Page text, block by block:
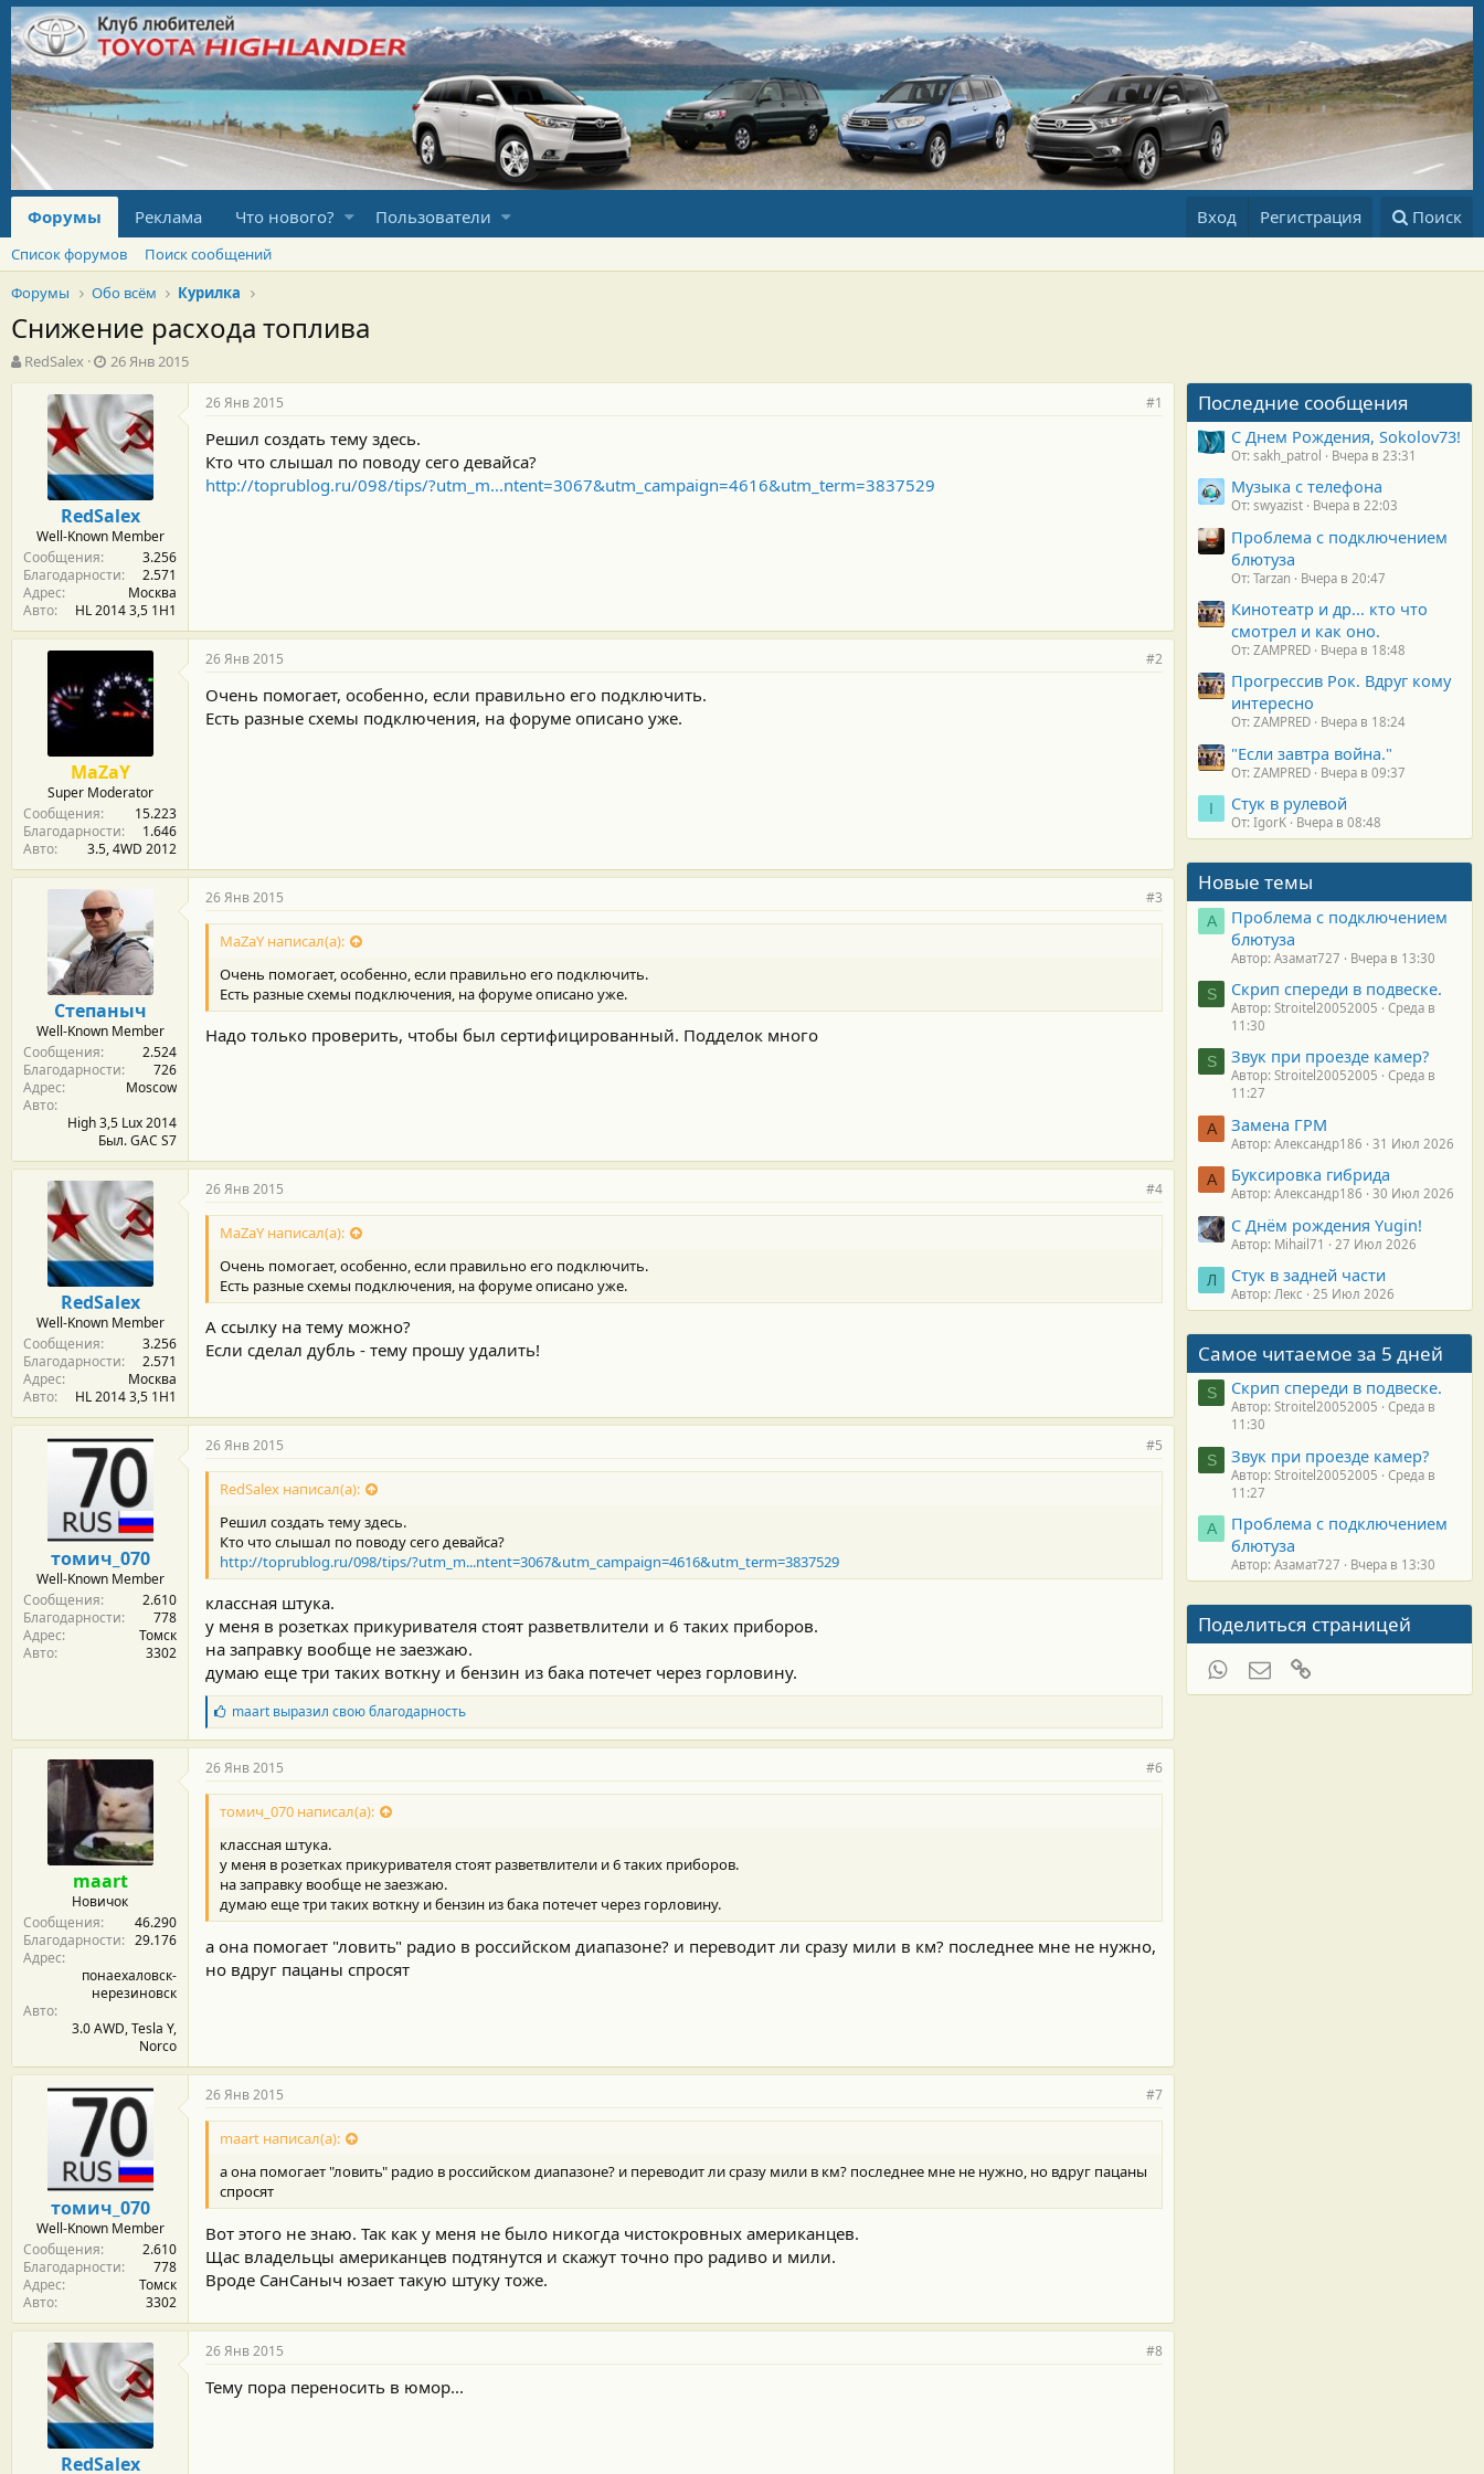
Форумы Реклама Что нового? Пользователи Вход Регистрация Поиск
Список форумов
Поиск сообщений
Форумы
Обо всём Курилка
Снижение расхода топлива
А
в
RedSalex
Д
а
т
а
н
а
ч
а
л
а
26 Янв 2015
RedSalex
Well-Known Member
Сообщения
3.256
Благодарности
2.571
Адрес
Москва
Авто
HL 2014 3,5 1H1
26 Янв 2015 #1
Решил создать тему здесь.
Кто что слышал по поводу сего девайса?
http://toprublog.ru/098/tips/?utm_m...ntent=3067&utm_campaign=4616&utm_term=3837529
MaZaY
Super Moderator
Сообщения
15.223
Благодарности
1.646
Авто
3.5, 4WD 2012
26 Янв 2015 #2
Очень помогает, особенно, если правильно его подключить.
Есть разные схемы подключения, на форуме описано уже.
Степаныч
Well-Known Member
Сообщения
2.524
Благодарности
726
Адрес
Moscow
Авто
High 3,5 Lux 2014
Был. GAC S7
26 Янв 2015 #3
MaZaY написал(а):
Очень помогает, особенно, если правильно его подключить.
Есть разные схемы подключения, на форуме описано уже.
Надо только проверить, чтобы был сертифицированный. Подделок много
RedSalex
Well-Known Member
Сообщения
3.256
Благодарности
2.571
Адрес
Москва
Авто
HL 2014 3,5 1H1
26 Янв 2015 #4
MaZaY написал(а):
Очень помогает, особенно, если правильно его подключить.
Есть разные схемы подключения, на форуме описано уже.
А ссылку на тему можно?
Если сделал дубль - тему прошу удалить!
томич_070
Well-Known Member
Сообщения
2.610
Благодарности
778
Адрес
Томск
Авто
3302
26 Янв 2015 #5
RedSalex написал(а):
Решил создать тему здесь.
Кто что слышал по поводу сего девайса?
http://toprublog.ru/098/tips/?utm_m...ntent=3067&utm_campaign=4616&utm_term=3837529
классная штука.
у меня в розетках прикуривателя стоят разветвлители и 6 таких приборов.
на заправку вообще не заезжаю.
думаю еще три таких воткну и бензин из бака потечет через горловину.
Б
л
а
г
о
д
а
н
о
с
т
и
:
maartвыразил свою благодарность
maart
Новичок
Сообщения
46.290
Благодарности
29.176
Адрес
понаехаловск-
нерезиновск
Авто
3.0 AWD, Tesla Y,
Norco
26 Янв 2015 #6
томич_070 написал(а):
классная штука.
у меня в розетках прикуривателя стоят разветвлители и 6 таких приборов.
на заправку вообще не заезжаю.
думаю еще три таких воткну и бензин из бака потечет через горловину.
а она помогает "ловить" радио в российском диапазоне? и переводит ли сразу мили в км? последнее мне не нужно,
но вдруг пацаны спросят
томич_070
Well-Known Member
Сообщения
2.610
Благодарности
778
Адрес
Томск
Авто
3302
26 Янв 2015 #7
maart написал(а):
а она помогает "ловить" радио в российском диапазоне? и переводит ли сразу мили в км? последнее мне не нужно, но вдруг пацаны
спросят
Вот этого не знаю. Так как у меня не было никогда чистокровных американцев.
Щас владельцы американцев подтянутся и скажут точно про радиво и мили.
Вроде СанСаныч юзает такую штуку тоже.
RedSalex
26 Янв 2015 #8
Тему пора переносить в юмор...
Последние сообщения
С Днем Рождения, Sokolov73!
От: sakh_patrol Вчера в 23:31
Музыка с телефона
От: swyazist Вчера в 22:03
Проблема с подключением
блютуза
От: Tarzan Вчера в 20:47
Кинотеатр и др... кто что
смотрел и как оно.
От: ZAMPRED Вчера в 18:48
Прогрессив Рок. Вдруг кому
интересно
От: ZAMPRED Вчера в 18:24
"Если завтра война."
От: ZAMPRED Вчера в 09:37
I Стук в рулевой
От: IgorK Вчера в 08:48
Новые темы
А
Проблема с подключением
блютуза
Автор: Азамат727 Вчера в 13:30
S Скрип спереди в подвеске.
Автор: Stroitel20052005
Среда в
11:30
S Звук при проезде камер?
Автор: Stroitel20052005
Среда в
11:27
А Замена ГРМ
Автор: Александр186 31 Июл 2026
А Буксировка гибрида
Автор: Александр186 30 Июл 2026
С Днём рождения Yugin!
Автор: Mihail71 27 Июл 2026
Л Стук в задней части
Автор: Лекс 25 Июл 2026
Самое читаемое за 5 дней
S Скрип спереди в подвеске.
Автор: Stroitel20052005
Среда в
11:30
S Звук при проезде камер?
Автор: Stroitel20052005
Среда в
11:27
А
Проблема с подключением
блютуза
Автор: Азамат727 Вчера в 13:30
Поделиться страницей
WhatsAppЭлектронная почта